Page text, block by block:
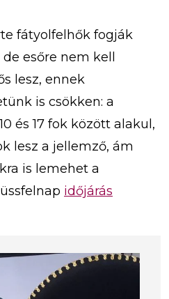
fátyolfelhők fogják
esőre nem kell
lesz, ennek
is csökken: a
és 17 fok között alakul,
lesz a jellemző, ám
is lemehet a
időjárás